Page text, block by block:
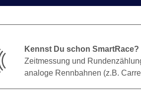
Kennst Du schon SmartRace?
Zeitmessung und
analoge Rennbahnen (z.B.